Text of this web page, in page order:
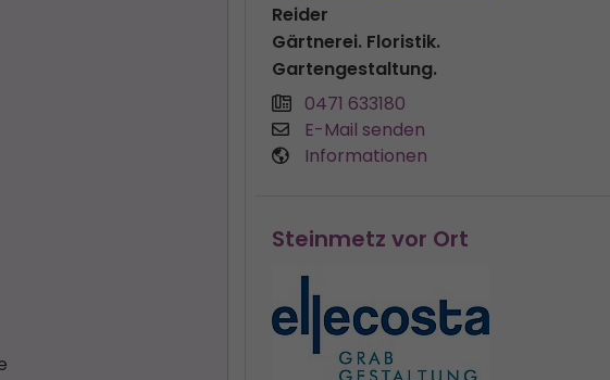
Reider
Gärtnerei. Floristik.
Gartengestaltung.
0471 633180
E-Mail senden
Informationen
Steinmetz vor Ort